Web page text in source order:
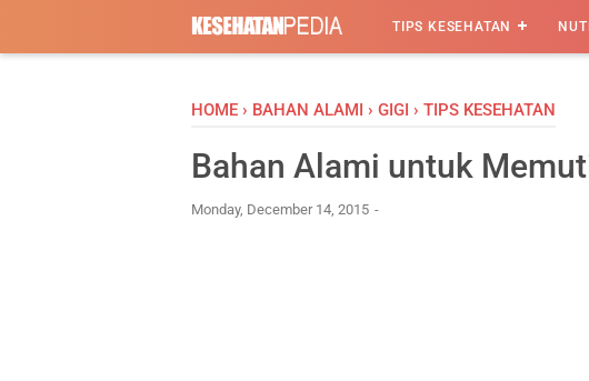
TIPS KESEHATAN
HOME › BAHAN ALAMI › GIGI › TIPS KESEHATAN
Bahan Alami untuk
Monday, December 14, 2015